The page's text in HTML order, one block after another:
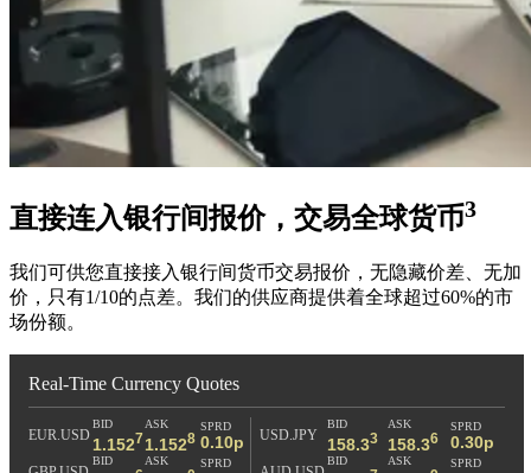
直接连入银行间报价，交易全球货币3
我们可供您直接接入银行间货币交易报价，无隐藏价差、无加
价，只有1/10的点差。我们的供应商提供着全球超过60%的市
场份额。
Real-Time Currency Quotes
EUR.USD
BID
1.1527
ASK
1.1528
SPRD
0.10p USD.JPY
BID
158.33
ASK
158.36
SPRD
0.30p
BID ASK SPRD BID ASK SPRD